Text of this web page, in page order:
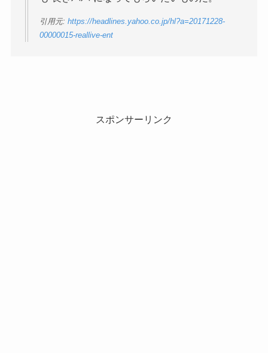
引用元: https://headlines.yahoo.co.jp/hl?a=20171228-
00000015-reallive-ent
スポンサーリンク